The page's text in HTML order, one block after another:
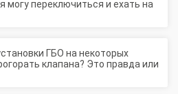
клапана? Это правда или